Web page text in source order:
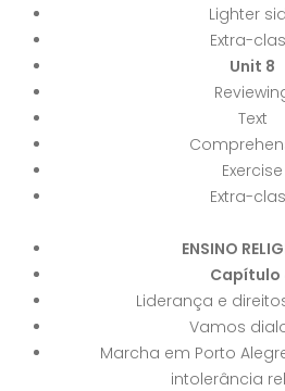
Lighter
Extra-
Unit 8
Text
Exercise
Extra-
ENSINO
Capítulo
Liderança e
Vamos
Marcha em Porto
intolerância